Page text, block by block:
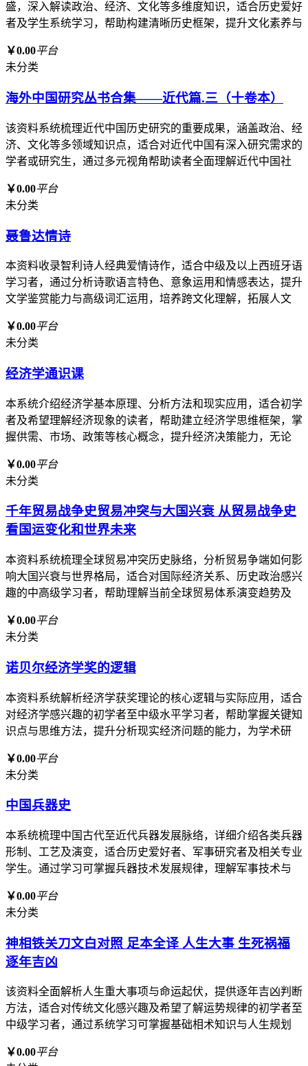
盛，深入解读政治、经济、文化等多维度知识，适合历史爱好
者及学生系统学习，帮助构建清晰历史框架，提升文化素养与
￥0.00平台
未分类
海外中国研究丛书合集——近代篇.三（十卷本）
该资料系统梳理近代中国历史研究的重要成果，涵盖政治、经
济、文化等多领域知识点，适合对近代中国有深入研究需求的
学者或研究生，通过多元视角帮助读者全面理解近代中国社
￥0.00平台
未分类
聂鲁达情诗
本资料收录智利诗人经典爱情诗作，适合中级及以上西班牙语
学习者，通过分析诗歌语言特色、意象运用和情感表达，提升
文学鉴赏能力与高级词汇运用，培养跨文化理解，拓展人文
￥0.00平台
未分类
经济学通识课
本系统介绍经济学基本原理、分析方法和现实应用，适合初学
者及希望理解经济现象的读者，帮助建立经济学思维框架，掌
握供需、市场、政策等核心概念，提升经济决策能力，无论
￥0.00平台
未分类
千年贸易战争史贸易冲突与大国兴衰 从贸易战争史
看国运变化和世界未来
本资料系统梳理全球贸易冲突历史脉络，分析贸易争端如何影
响大国兴衰与世界格局，适合对国际经济关系、历史政治感兴
趣的中高级学习者，帮助理解当前全球贸易体系演变趋势及
￥0.00平台
未分类
诺贝尔经济学奖的逻辑
本资料系统解析经济学获奖理论的核心逻辑与实际应用，适合
对经济学感兴趣的初学者至中级水平学习者，帮助掌握关键知
识点与思维方法，提升分析现实经济问题的能力，为学术研
￥0.00平台
未分类
中国兵器史
本系统梳理中国古代至近代兵器发展脉络，详细介绍各类兵器
形制、工艺及演变，适合历史爱好者、军事研究者及相关专业
学生。通过学习可掌握兵器技术发展规律，理解军事技术与
￥0.00平台
未分类
神相铁关刀文白对照 足本全译 人生大事 生死祸福
逐年吉凶
该资料全面解析人生重大事项与命运起伏，提供逐年吉凶判断
方法，适合对传统文化感兴趣及希望了解运势规律的初学者至
中级学习者，通过系统学习可掌握基础相术知识与人生规划
￥0.00平台